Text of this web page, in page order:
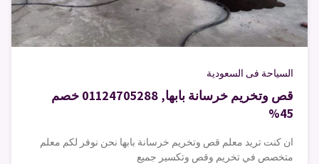
السياحة فى السعودية
قص وتخريم خرسانة بابها, 01124705288 خصم
45%
ان كنت تريد معلم قص وتخريم خرسانة بابها نحن نوفر لكم معلم
متخصص في تخريم وقص وتكسير جميع